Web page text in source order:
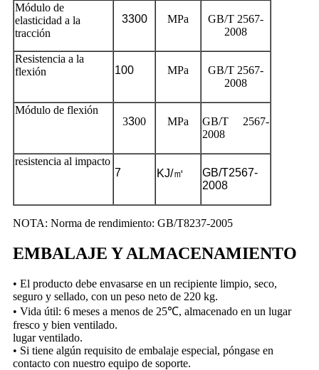
Módulo de
elasticidad a la
tracción
3300 MPa
GB/T 2567-
2008
Resistencia a la
flexión
100 MPa
GB/T 2567-
2008
Módulo de flexión
3300 MPa
GB/T 2567-
2008
resistencia al impacto
7
KJ/㎡
GB/T2567-
2008
NOTA: Norma de rendimiento: GB/T8237-2005
EMBALAJE Y ALMACENAMIENTO
• El producto debe envasarse en un recipiente limpio, seco,
seguro y sellado, con un peso neto de 220 kg.
• Vida útil: 6 meses a menos de 25℃, almacenado en un lugar
fresco y bien ventilado.
lugar ventilado.
• Si tiene algún requisito de embalaje especial, póngase en
contacto con nuestro equipo de soporte.